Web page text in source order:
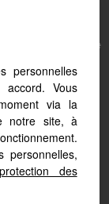
depuis
notre site s'adapte
personnelles
Vous
via la
notre site, à
personnelles,
des